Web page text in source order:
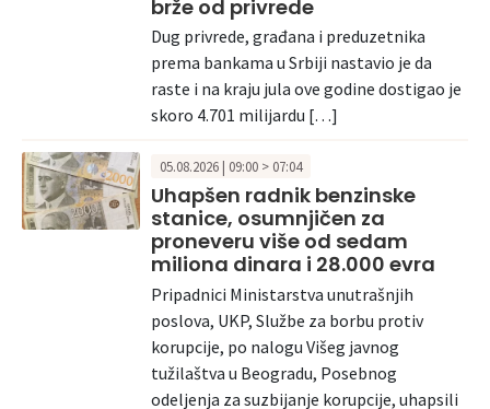
brže od privrede
Dug privrede, građana i preduzetnika
prema bankama u Srbiji nastavio je da
raste i na kraju jula ove godine dostigao je
skoro 4.701 milijardu […]
05.08.2026 | 09:00 > 07:04
Uhapšen radnik benzinske
stanice, osumnjičen za
proneveru više od sedam
miliona dinara i 28.000 evra
Pripadnici Ministarstva unutrašnjih
poslova, UKP, Službe za borbu protiv
korupcije, po nalogu Višeg javnog
tužilaštva u Beogradu, Posebnog
odeljenja za suzbijanje korupcije, uhapsili